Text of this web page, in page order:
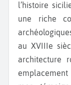
l’histoire
une riche
au XVIIIe
architecture